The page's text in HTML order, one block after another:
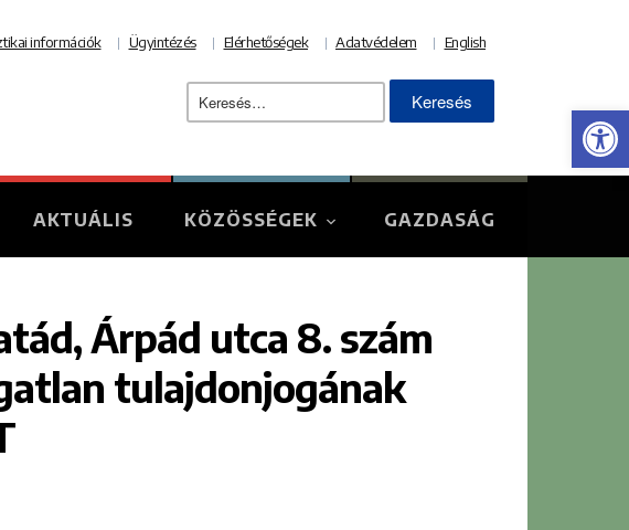
információk Ügyintézés Elérhetőségek Adatvédelem English
Keresés:
AKTUÁLIS KÖZÖSSÉGEK GAZDASÁG
Árpád utca 8. szám
tulajdonjogának